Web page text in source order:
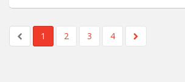
1 2 3 4